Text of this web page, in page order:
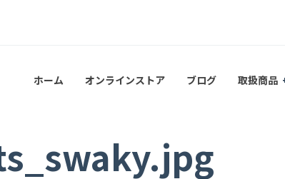
ホーム オンラインストア ブログ 取扱商品